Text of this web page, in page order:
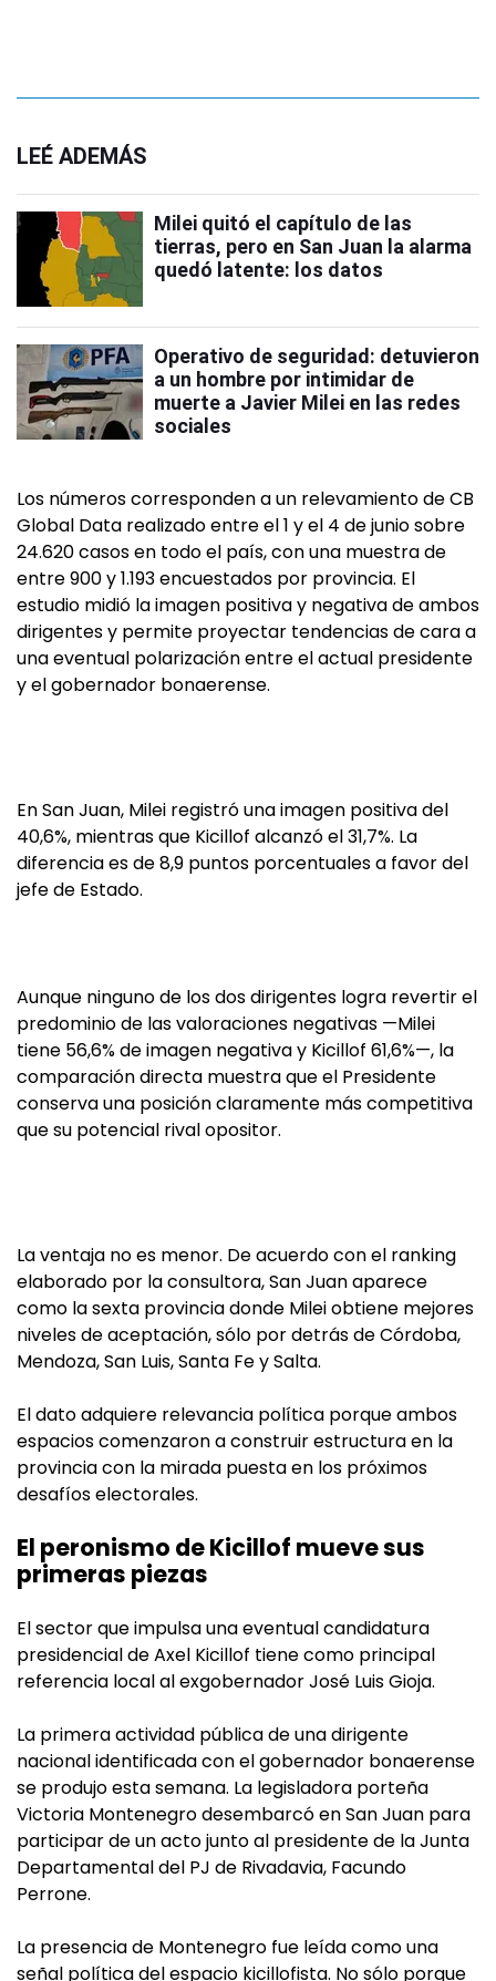
LEÉ ADEMÁS
Milei quitó el capítulo de las
tierras, pero en San Juan la alarma
quedó latente: los datos
Operativo de seguridad: detuvieron
a un hombre por intimidar de
muerte a Javier Milei en las redes
sociales
Los números corresponden a un relevamiento de CB
Global Data realizado entre el 1 y el 4 de junio sobre
24.620 casos en todo el país, con una muestra de
entre 900 y 1.193 encuestados por provincia. El
estudio midió la imagen positiva y negativa de ambos
dirigentes y permite proyectar tendencias de cara a
una eventual polarización entre el actual presidente
y el gobernador bonaerense.
En San Juan, Milei registró una imagen positiva del
40,6%, mientras que Kicillof alcanzó el 31,7%. La
diferencia es de 8,9 puntos porcentuales a favor del
jefe de Estado.
Aunque ninguno de los dos dirigentes logra revertir el
predominio de las valoraciones negativas —Milei
tiene 56,6% de imagen negativa y Kicillof 61,6%—, la
comparación directa muestra que el Presidente
conserva una posición claramente más competitiva
que su potencial rival opositor.
La ventaja no es menor. De acuerdo con el ranking
elaborado por la consultora, San Juan aparece
como la sexta provincia donde Milei obtiene mejores
niveles de aceptación, sólo por detrás de Córdoba,
Mendoza, San Luis, Santa Fe y Salta.
El dato adquiere relevancia política porque ambos
espacios comenzaron a construir estructura en la
provincia con la mirada puesta en los próximos
desafíos electorales.
El peronismo de Kicillof mueve sus
primeras piezas
El sector que impulsa una eventual candidatura
presidencial de Axel Kicillof tiene como principal
referencia local al exgobernador José Luis Gioja.
La primera actividad pública de una dirigente
nacional identificada con el gobernador bonaerense
se produjo esta semana. La legisladora porteña
Victoria Montenegro desembarcó en San Juan para
participar de un acto junto al presidente de la Junta
Departamental del PJ de Rivadavia, Facundo
Perrone.
La presencia de Montenegro fue leída como una
señal política del espacio kicillofista. No sólo porque